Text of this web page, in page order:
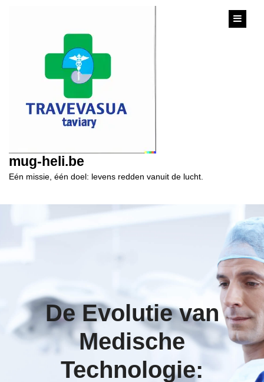
mug-heli.be
Eén missie, één doel: levens redden vanuit de lucht.
De Evolutie van
Medische
Technologie: